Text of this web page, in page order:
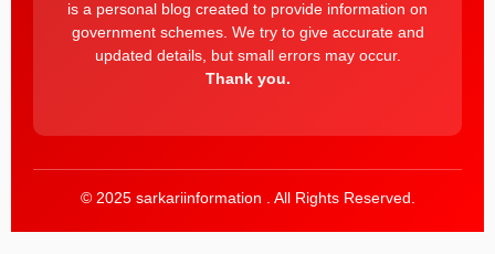
is a personal blog created to provide information on
government schemes. We try to give accurate and
updated details, but small errors may occur.
Thank you.
© 2025 sarkariinformation . All Rights Reserved.